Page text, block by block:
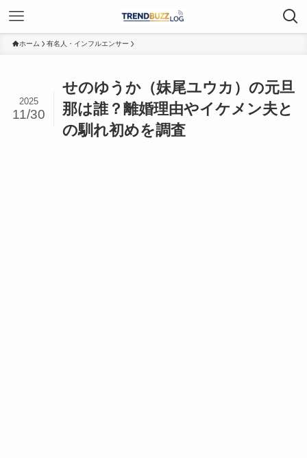
ホーム 有名人・インフルエンサー
せのゆうか（妹尾ユウカ）の元旦
那は誰？離婚理由やイケメン夫と
の馴れ初めを調査
2025
11/30